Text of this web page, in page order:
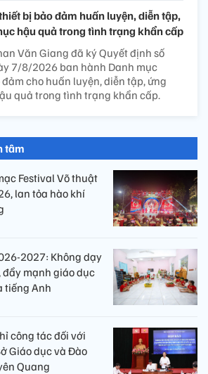
bị bảo đảm huấn luyện, diễn tập,
hậu quả trong tình trạng khẩn cấp
Văn Giang đã ký Quyết định số
7/8/2026 ban hành Danh mục
cho huấn luyện, diễn tập, ứng
quả trong tình trạng khẩn cấp.
tâm
Festival Võ thuật
lan tỏa hào khí
2027: Không dạy
mạnh giáo dục
tiếng Anh
công tác đối với
Giáo dục và Đào
Quang